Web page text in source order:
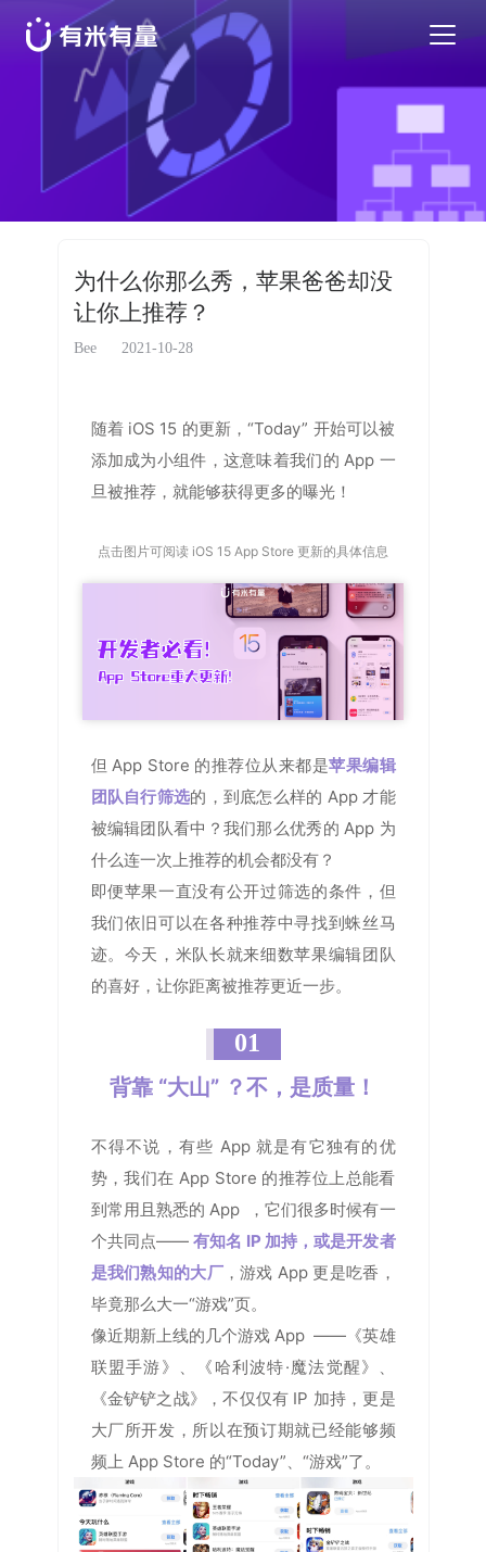
苹果应用商店优化
安卓应用商店优化
优秀案例
EN
为什么你那么秀，苹果爸爸却没
让你上推荐？
Bee 2021-10-28
随着 iOS 15 的更新，“Today” 开始可以被
添加成为小组件，这意味着我们的 App 一
旦被推荐，就能够获得更多的曝光！
点击图片可阅读 iOS 15 App Store 更新的具体信息
但 App Store 的推荐位从来都是苹果编辑
团队自行筛选的，到底怎么样的 App 才能
被编辑团队看中？我们那么优秀的 App 为
什么连一次上推荐的机会都没有？
即便苹果一直没有公开过筛选的条件，但
我们依旧可以在各种推荐中寻找到蛛丝马
迹。今天，米队长就来细数苹果编辑团队
的喜好，让你距离被推荐更近一步。
01
背靠 “大山” ？不，是质量！
不得不说，有些 App 就是有它独有的优
势，我们在 App Store 的推荐位上总能看
到常用且熟悉的 App ，它们很多时候有一
个共同点——有知名 IP 加持，或是开发者
是我们熟知的大厂，游戏 App 更是吃香，
毕竟那么大一“游戏”页。
像近期新上线的几个游戏 App ——《英雄
联盟手游》、《哈利波特·魔法觉醒》、
《金铲铲之战》，不仅仅有 IP 加持，更是
大厂所开发，所以在预订期就已经能够频
频上 App Store 的“Today”、“游戏”了。